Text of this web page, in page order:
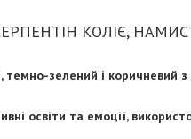
КОЛІЄ,
темно-зелений і
освіти та емоції,